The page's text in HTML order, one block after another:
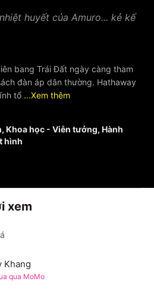
huyết của Amuro... kẻ kế
bang Trái Đất ngày càng tham
đàn áp dân thường. Hathaway
tổ ...Xem thêm
Khoa học - Viễn tưởng, Hành
hình
xem
Khang
qua MoMo